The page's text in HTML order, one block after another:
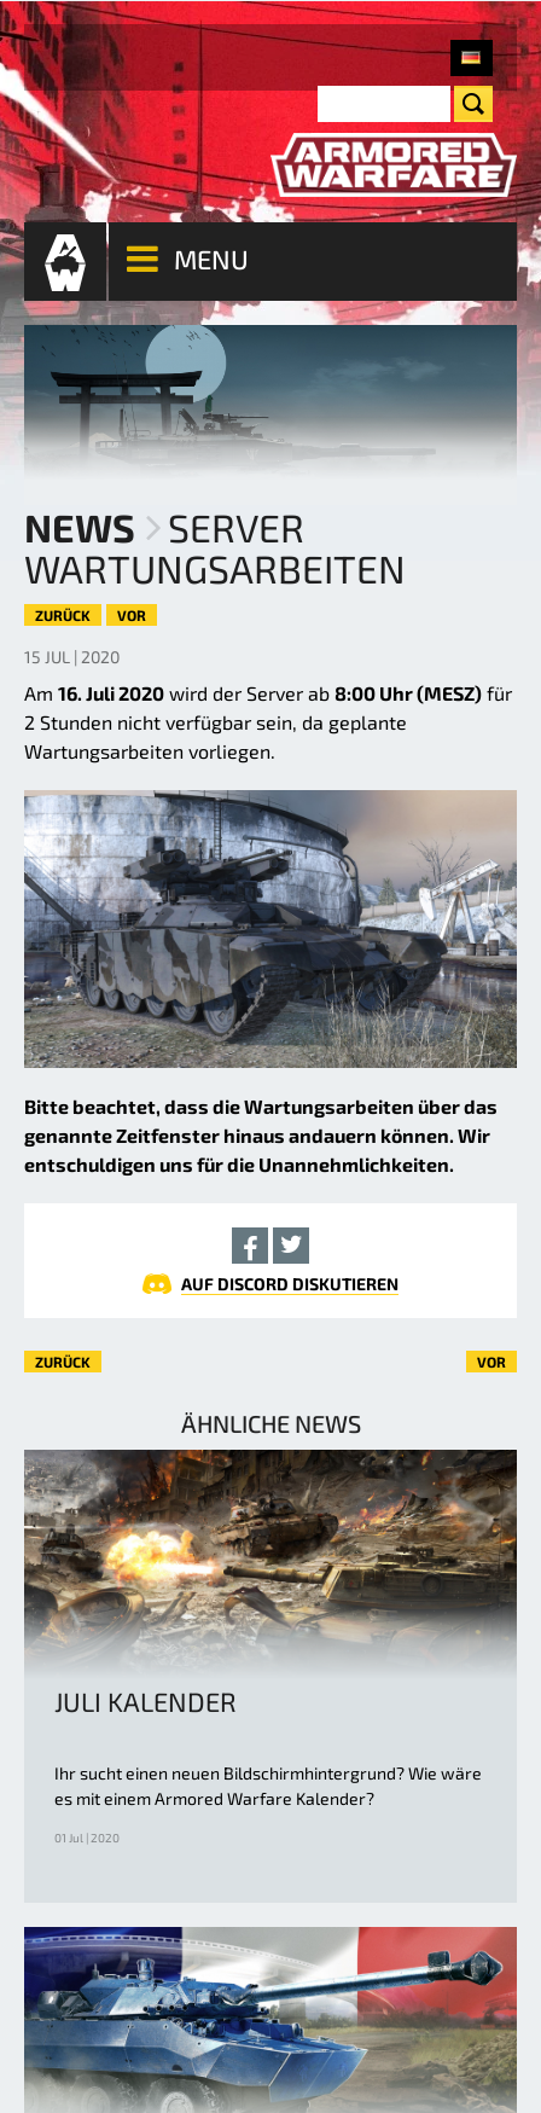
MENU
NEWS
SERVER
WARTUNGSARBEITEN
ZURÜCK VOR
15 JUL | 2020
Am 16. Juli 2020 wird der Server ab 8:00 Uhr (MESZ) für
2 Stunden nicht verfügbar sein, da geplante
Wartungsarbeiten vorliegen.
Bitte beachtet, dass die Wartungsarbeiten über das
genannte Zeitfenster hinaus andauern können. Wir
entschuldigen uns für die Unannehmlichkeiten.
AUF DISCORD DISKUTIEREN
ZURÜCK VOR
ÄHNLICHE NEWS
JULI KALENDER
Ihr sucht einen neuen Bildschirmhintergrund? Wie wäre
es mit einem Armored Warfare Kalender?
01 Jul | 2020